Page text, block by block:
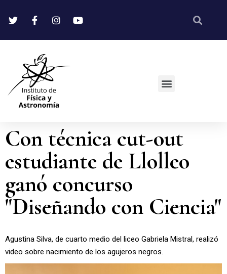
Con técnica cut-out
estudiante de Llolleo
ganó concurso
"Diseñando con Ciencia"
Agustina Silva, de cuarto medio del liceo Gabriela Mistral, realizó
video sobre nacimiento de los agujeros negros.